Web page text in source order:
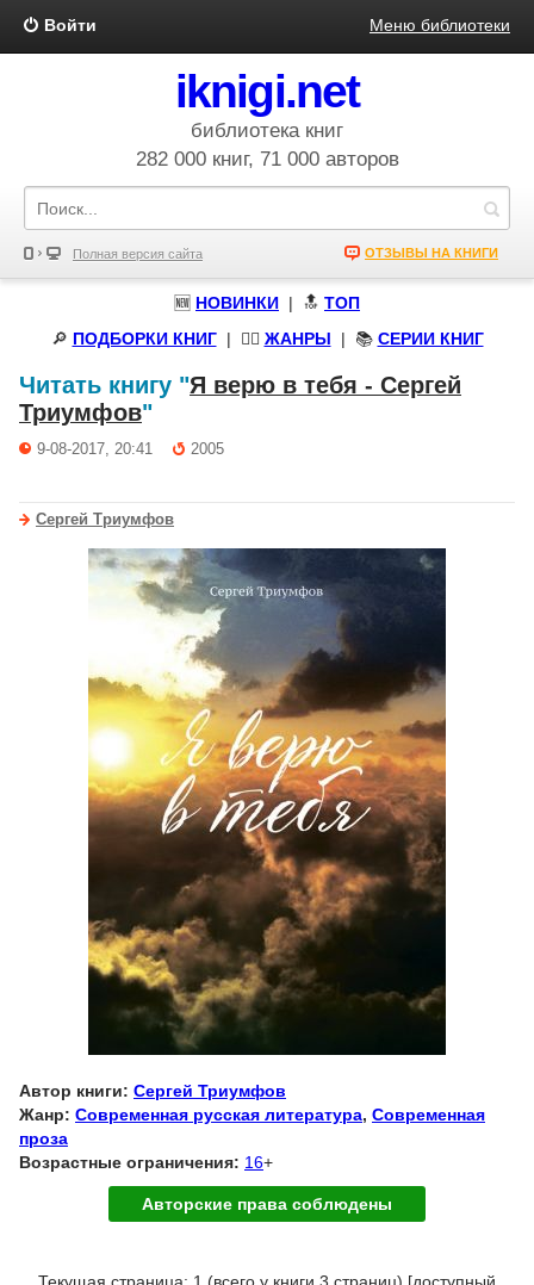
Войти Меню библиотеки
iknigi.net
библиотека книг
282 000 книг, 71 000 авторов
Полная версия сайта ОТЗЫВЫ НА КНИГИ
🆕 НОВИНКИ | 🔝 ТОП
🔎 ПОДБОРКИ КНИГ| 🧝‍♀️ ЖАНРЫ | 📚 СЕРИИ КНИГ
Читать книгу "Я верю в тебя - Сергей
Триумфов"
9-08-2017, 20:41 2005
Сергей Триумфов
Автор книги: Сергей Триумфов
Жанр: Современная русская литература, Современная
проза
Возрастные ограничения: 16+
Авторские права соблюдены
Текущая страница: 1 (всего у книги 3 страниц) [доступный